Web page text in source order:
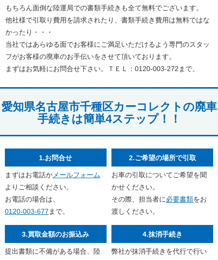
もちろん面倒な陸運局での書類手続きも全て無料でございます。
他社様で引取り費用を請求されたり、書類手続き費用は無料ではな
かったり・・・
当社ではあらゆる面でお客様にご満足いただけるよう専門のスタッ
フがお客様の廃車のお手伝いをさせて頂いております。
まずはお気軽にお問合せ下さい。ＴＥＬ：0120-003-272まで。
愛知県名古屋市千種区カーコレクトの廃車
手続きは簡単4ステップ！！
1.お問合せ
まずはお電話かメールフォーム
よりご相談ください。
お電話の場合は、
0120-003-677 まで。
2.ご希望の場所で引取
お車の引取についてご希望を聞
かせください。
その際、担当者に必要書類をお
渡しください。
3.買取金額のお振込み
提出書類に不備がある場合、陸
4.抹消手続き
弊社が抹消手続きを代行で行い